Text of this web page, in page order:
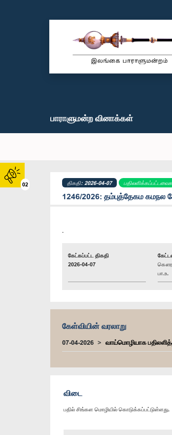
02
பாராளுமன்ற வினாக்கள்
திகதி: 2026-04-07
1246/2026: தம்புத்தேகம
.
கேட்கப்பட்ட திகதி
2026-04-07
பா.உ.
கேள்வியின் வரலாறு
07-04-2026 வாய்மொழியாக
விடை
பதில் சிங்கள மொழியில் கொடுக்கப்பட்டுள்ளது.